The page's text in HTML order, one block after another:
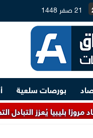
21 صفر 1448
بورصات سلعية
التبادل التجاري